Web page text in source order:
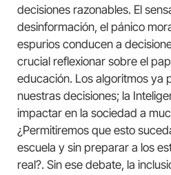
decisiones razonables. El
desinformación, el pánico
espurios conducen a
crucial reflexionar sobre el
educación. Los algoritmos ya
nuestras decisiones; la
impactar en la sociedad a
¿Permitiremos que esto
escuela y sin preparar a los
real?. Sin ese debate, la